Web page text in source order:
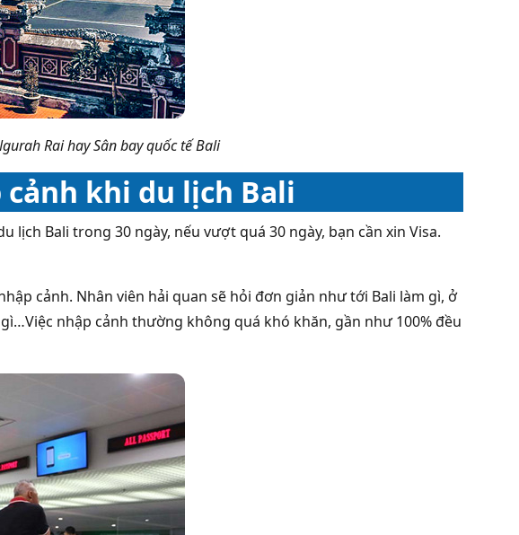
Rai hay Sân bay quốc tế Bali
khi du lịch Bali
lịch Bali trong 30 ngày, nếu vượt quá 30 ngày, bạn cần xin Visa.
cảnh. Nhân viên hải quan sẽ hỏi đơn giản như tới Bali làm gì, ở
nhập cảnh thường không quá khó khăn, gần như 100% đều